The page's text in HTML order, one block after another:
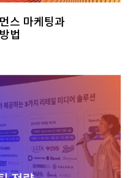
스 마케팅과
법